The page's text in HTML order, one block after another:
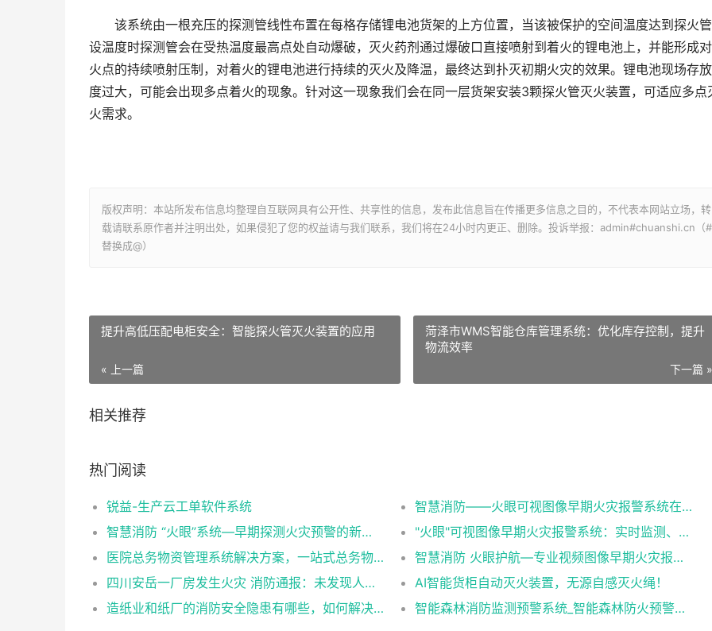
该系统由一根充压的探测管线性布置在每格存储锂电池货架的上方位置，当该被保护的空间温度达到探火
设温度时探测管会在受热温度最高点处自动爆破，灭火药剂通过爆破口直接喷射到着火的锂电池上，并能形成
火点的持续喷射压制，对着火的锂电池进行持续的灭火及降温，最终达到扑灭初期火灾的效果。锂电池现场存
度过大，可能会出现多点着火的现象。针对这一现象我们会在同一层货架安装3颗探火管灭火装置，可适应多点
火需求。
版权声明：本站所发布信息均整理自互联网具有公开性、共享性的信息，发布此信息旨在传播更多信息之目的，不代表本网站立场，转
载请联系原作者并注明出处，如果侵犯了您的权益请与我们联系，我们将在24小时内更正、删除。投诉举报：admin#chuanshi.cn（#
替换成@）
提升高低压配电柜安全：智能探火管灭火装置的应用
« 上一篇
菏泽市WMS智能仓库管理系统：优化库存控制，提升
物流效率
下一篇 »
相关推荐
热门阅读
锐益-生产云工单软件系统
智慧消防——火眼可视图像早期火灾报警系统在各行业中的应用
智慧消防 “火眼”系统—早期探测火灾预警的新利器
"火眼"可视图像早期火灾报警系统：实时监测、智能预警，为您的安全保驾护航！
医院总务物资管理系统解决方案，一站式总务物资管理神器！
智慧消防 火眼护航—专业视频图像早期火灾报警系统
四川安岳一厂房发生火灾 消防通报：未发现人员伤亡（火眼可视图像早期火灾报警系统）
AI智能货柜自动灭火装置，无源自感灭火绳！
造纸业和纸厂的消防安全隐患有哪些，如何解决（火眼可视图像早期火灾报警系统解决造纸业和纸厂的消防隐患）
智能森林消防监测预警系统_智能森林防火预警系统_智能森林消防防火解决方案